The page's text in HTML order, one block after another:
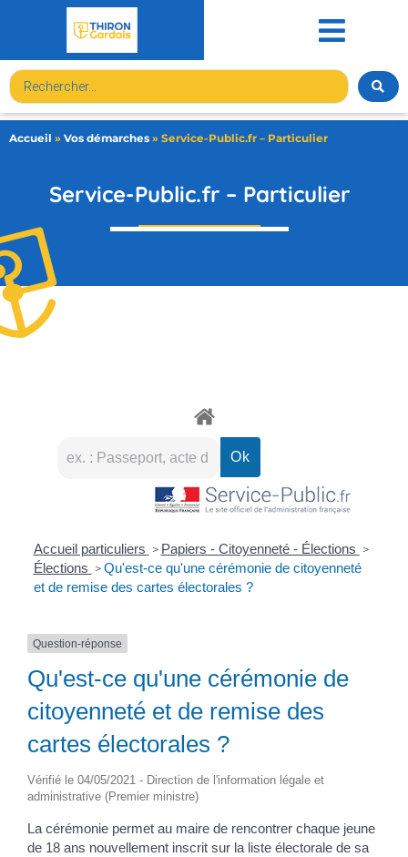
Accueil » Vos démarches » Service-Public.fr – Particulier
Service-Public.fr – Particulier
Accueil particuliers > Papiers - Citoyenneté - Élections >
Élections > Qu'est-ce qu'une cérémonie de citoyenneté
et de remise des cartes électorales ?
Question-réponse
Qu'est-ce qu'une cérémonie de
citoyenneté et de remise des
cartes électorales ?
Vérifié le 04/05/2021 - Direction de l'information légale et
administrative (Premier ministre)
La cérémonie permet au maire de rencontrer chaque jeune
de 18 ans nouvellement inscrit sur la liste électorale de sa